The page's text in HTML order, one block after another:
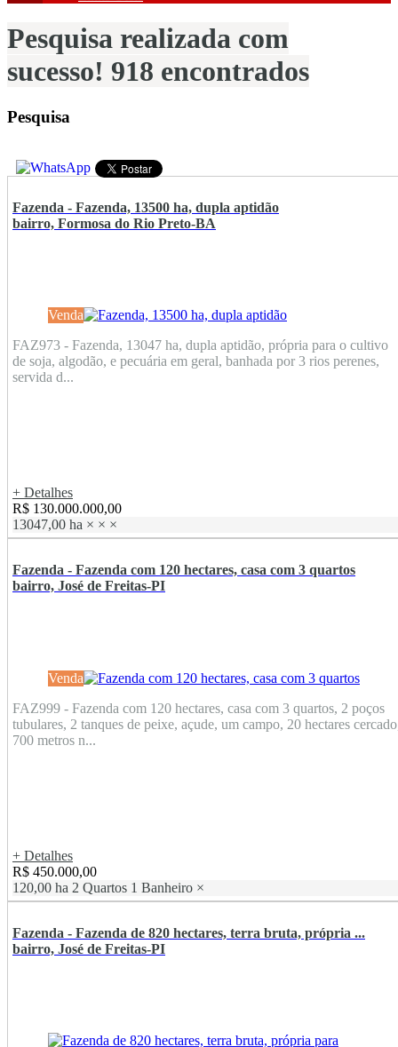
Pesquisa realizada com
sucesso! 918 encontrados
Pesquisa
Fazenda - Fazenda, 13500 ha, dupla aptidão
bairro, Formosa do Rio Preto-BA
Venda
FAZ973 - Fazenda, 13047 ha, dupla aptidão, própria para o cultivo
de soja, algodão, e pecuária em geral, banhada por 3 rios perenes,
servida d...
+ Detalhes
R$ 130.000.000,00
13047,00 ha × × ×
Fazenda - Fazenda com 120 hectares, casa com 3 quartos
bairro, José de Freitas-PI
Venda
FAZ999 - Fazenda com 120 hectares, casa com 3 quartos, 2 poços
tubulares, 2 tanques de peixe, açude, um campo, 20 hectares
700 metros n...
+ Detalhes
R$ 450.000,00
120,00 ha 2 Quartos 1 Banheiro ×
Fazenda - Fazenda de 820 hectares, terra bruta, própria ...
bairro, José de Freitas-PI